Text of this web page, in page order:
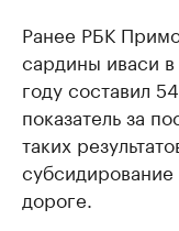
Ранее РБК
сардины иваси
году составил
показатель за
таких
дороге.